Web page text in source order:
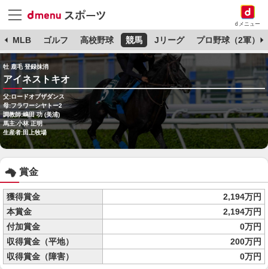
dメニュー
MLB ゴルフ 高校野球 競馬 Jリーグ プロ野球（2軍）
牡 鹿毛 登録抹消
アイネストキオ
父:ロードオブザダンス
母:フラワーシヤトー2
調教師:嶋田 功 (美浦)
馬主:小林 正明
生産者:田上牧場
賞金
獲得賞金
2,194万円
本賞金
2,194万円
付加賞金
0万円
収得賞金（平地）
200万円
収得賞金（障害）
0万円